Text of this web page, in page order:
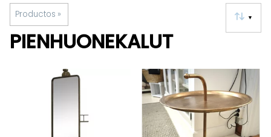
Productos ‪» ▼
PIENHUONEKALUT